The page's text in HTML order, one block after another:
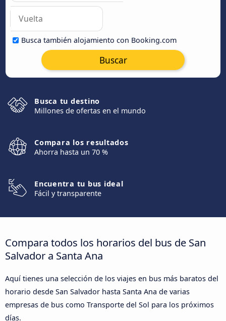
Busca también alojamiento con Booking.com
Buscar
Busca tu destino
Millones de ofertas en el mundo
Compara los resultados
Ahorra hasta un 70 %
Encuentra tu bus ideal
Fácil y transparente
Compara todos los horarios del bus de San
Salvador a Santa Ana
Aquí tienes una selección de los viajes en bus más baratos del
horario desde San Salvador hasta Santa Ana de varias
empresas de bus como Transporte del Sol para los próximos
días.